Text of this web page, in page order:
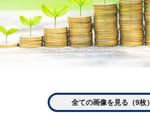
全ての画像を見る（9枚）